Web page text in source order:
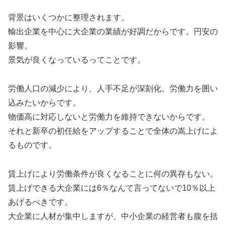
背景はいくつかに整理されます。
輸出企業を中心に大企業の業績が好調だからです。円安の
影響。
景気が良くなっているってことです。
労働人口の減少により、人手不足が深刻化。労働力を囲い
込みたいからです。
物価高に対応しないと労働力を維持できないからです。
それと新卒の初任給をアップすることで全体の嵩上げによ
るものです。
賃上げにより労働条件が良くなることに何の異存もない。
賃上げできる大企業には6％なんて言ってないで10％以上
あげるべきです。
大企業に人材が集中しますが、中小企業の経営者も腹を括